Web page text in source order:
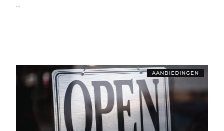
...
AANBIEDINGEN